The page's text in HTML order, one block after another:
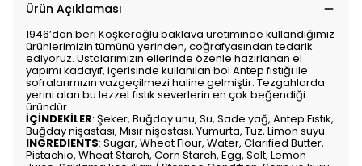
Ürün Açıklaması
1946’dan beri Köşkeroğlu baklava üretiminde kullandığımız
ürünlerimizin tümünü yerinden, coğrafyasından tedarik
ediyoruz. Ustalarımızın ellerinde özenle hazırlanan el
yapımı kadayıf, içerisinde kullanılan bol Antep fıstığı ile
sofralarımızın vazgeçilmezi haline gelmiştir. Tezgahlarda
yerini alan bu lezzet fıstık severlerin en çok beğendiği
üründür.
İÇİNDEKİLER: Şeker, Buğday unu, Su, Sade yağ, Antep Fıstık,
Buğday nişastası, Mısır nişastası, Yumurta, Tuz, Limon suyu.
INGREDIENTS: Sugar, Wheat Flour, Water, Clarified Butter,
Pistachio, Wheat Starch, Corn Starch, Egg, Salt, Lemon